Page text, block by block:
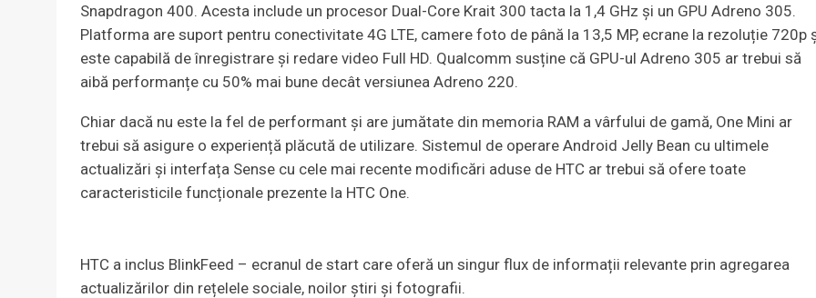
Snapdragon 400. Acesta include un procesor Dual-Core Krait 300 tacta la 1,4 GHz și un GPU Adreno 305.
Platforma are suport pentru conectivitate 4G LTE, camere foto de până la 13,5 MP, ecrane la rezoluție 720p
este capabilă de înregistrare și redare video Full HD. Qualcomm susține că GPU-ul Adreno 305 ar trebui să
aibă performanțe cu 50% mai bune decât versiunea Adreno 220.
Chiar dacă nu este la fel de performant și are jumătate din memoria RAM a vârfului de gamă, One Mini ar
trebui să asigure o experiență plăcută de utilizare. Sistemul de operare Android Jelly Bean cu ultimele
actualizări și interfața Sense cu cele mai recente modificări aduse de HTC ar trebui să ofere toate
caracteristicile funcționale prezente la HTC One.
HTC a inclus BlinkFeed – ecranul de start care oferă un singur flux de informații relevante prin agregarea
actualizărilor din rețelele sociale, noilor știri şi fotografii.